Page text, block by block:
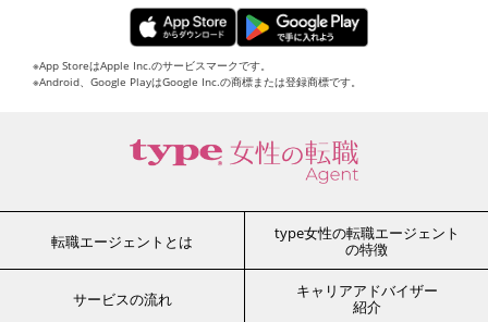
※App StoreはApple Inc.のサービスマークです。
※Android、Google PlayはGoogle Inc.の商標または登録商標です。
転職エージェントとは
type女性の転職エージェント
の特徴
サービスの流れ
キャリアアドバイザー
紹介